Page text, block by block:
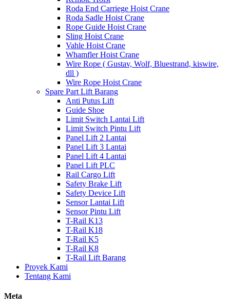
Roda End Carriege Hoist Crane
Roda Sadle Hoist Crane
Rope Guide Hoist Crane
Sling Hoist Crane
Vahle Hoist Crane
Whamfler Hoist Crane
Wire Rope ( Gustav, Wolf, Bluestrand, kiswire,
dll )
Wire Rope Hoist Crane
Spare Part Lift Barang
Anti Putus Lift
Guide Shoe
Limit Switch Lantai Lift
Limit Switch Pintu Lift
Panel Lift 2 Lantai
Panel Lift 3 Lantai
Panel Lift 4 Lantai
Panel Lift PLC
Rail Cargo Lift
Safety Brake Lift
Safety Device Lift
Sensor Lantai Lift
Sensor Pintu Lift
T-Rail K13
T-Rail K18
T-Rail K5
T-Rail K8
T-Rail Lift Barang
Proyek Kami
Tentang Kami
Meta